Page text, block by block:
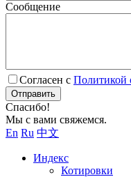
Сообщение
Согласен с Политикой
Отправить
Спасибо!
Мы с вами свяжемся.
En Ru 中文
Индекс
Котировки